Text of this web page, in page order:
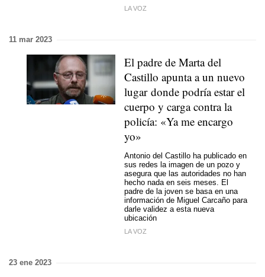
LA VOZ
11 mar 2023
El padre de Marta del
Castillo apunta a un nuevo
lugar donde podría estar el
cuerpo y carga contra la
policía: «Ya me encargo
yo»
Antonio del Castillo ha publicado en
sus redes la imagen de un pozo y
asegura que las autoridades no han
hecho nada en seis meses. El
padre de la joven se basa en una
información de Miguel Carcaño para
darle validez a esta nueva
ubicación
LA VOZ
23 ene 2023